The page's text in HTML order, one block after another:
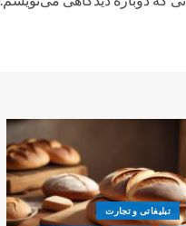
تبلیغاتی و تجارت